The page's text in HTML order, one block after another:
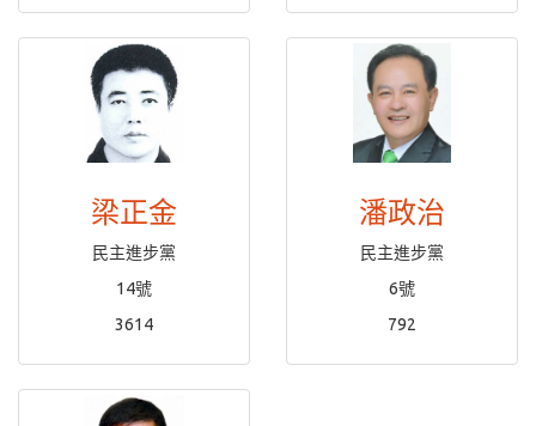
梁正金
民主進步黨
14號
3614
潘政治
民主進步黨
6號
792